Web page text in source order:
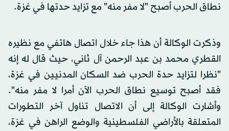
نطاق الحرب أصبح "لا مفر منه" مع تزايد حدتها في غزة.
وذكرت الوكالة أن هذا جاء خلال اتصال هاتفي مع نظيره
القطري محمد بن عبد الرحمن آل ثاني، حيث قال له إنه
"نظرا لتزايد حدة الحرب ضد السكان المدنيين في غزة،
فقد أصبح توسيع نطاق الحرب الآن أمرا لا مفر منه".
وأشارت الوكالة إلى أن الاتصال تناول آخر التطورات
المتعلقة بالأراضي الفلسطينية والوضع الراهن في غزة،